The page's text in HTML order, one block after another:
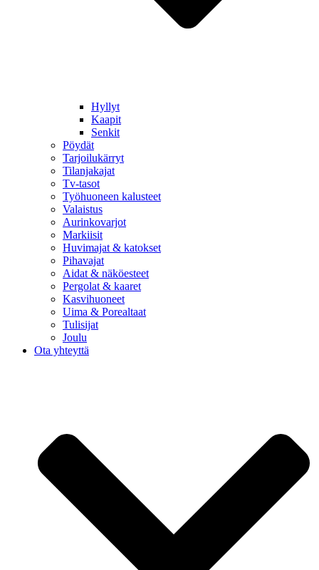
Hyllyt
Kaapit
Senkit
Pöydät
Tarjoilukärryt
Tilanjakajat
Tv-tasot
Työhuoneen kalusteet
Valaistus
Aurinkovarjot
Markiisit
Huvimajat & katokset
Pihavajat
Aidat & näköesteet
Pergolat & kaaret
Kasvihuoneet
Uima & Porealtaat
Tulisijat
Joulu
Ota yhteyttä